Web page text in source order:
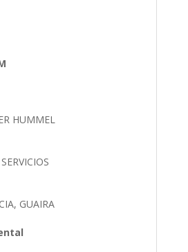
HUMMEL
GUAIRA